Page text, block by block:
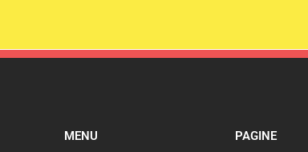
MENU PAGINE